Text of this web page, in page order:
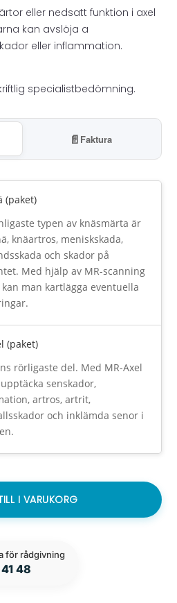
18
300 kr.
eller nedsatt funktion i axel
kan avslöja a
eller inflammation.
specialistbedömning.
📄 Faktura
(paket)
typen av knäsmärta är
knäartros, meniskskada,
och skador på
Med hjälp av MR-scanning
man kartlägga eventuella
(paket)
rörligaste del. Med MR-Axel
senskador,
artros, artrit,
och inklämda senor i
I VARUKORG
för rådgivning
48